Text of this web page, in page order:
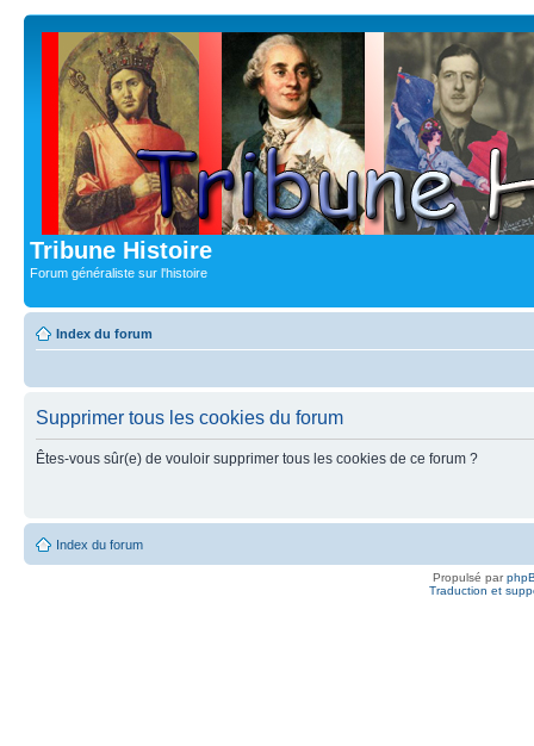
Tribune Histoire
Forum généraliste sur l'histoire
Index du forum
Supprimer tous les cookies du forum
Êtes-vous sûr(e) de vouloir supprimer tous les cookies de ce forum ?
Index du forum
Propulsé par
Traduction et